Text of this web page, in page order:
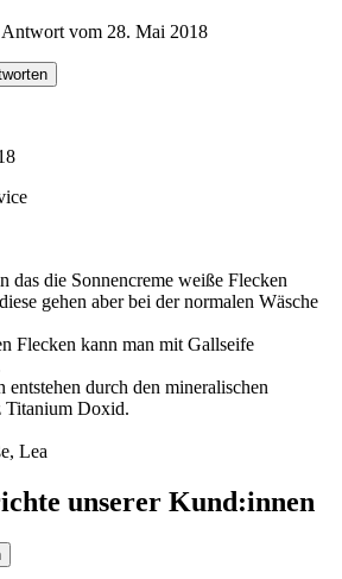
Antwort vom 28. Mai 2018
das die Sonnencreme weiße Flecken
gehen aber bei der normalen Wäsche
Flecken kann man mit Gallseife
entstehen durch den mineralischen
Titanium Doxid.
Lea
unserer Kund:innen